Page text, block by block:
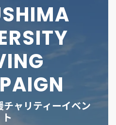
ャリティーイベン
ト